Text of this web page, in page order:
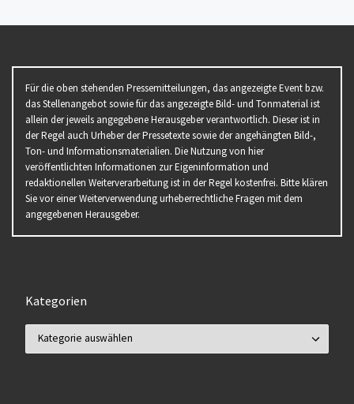
Für die oben stehenden Pressemitteilungen, das angezeigte Event bzw.
das Stellenangebot sowie für das angezeigte Bild- und Tonmaterial ist
allein der jeweils angegebene Herausgeber verantwortlich. Dieser ist in
der Regel auch Urheber der Pressetexte sowie der angehängten Bild-,
Ton- und Informationsmaterialien. Die Nutzung von hier
veröffentlichten Informationen zur Eigeninformation und
redaktionellen Weiterverarbeitung ist in der Regel kostenfrei. Bitte klären
Sie vor einer Weiterverwendung urheberrechtliche Fragen mit dem
angegebenen Herausgeber.
Kategorien